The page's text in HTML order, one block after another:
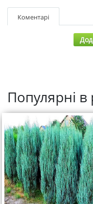
Коментарі
Популярні в